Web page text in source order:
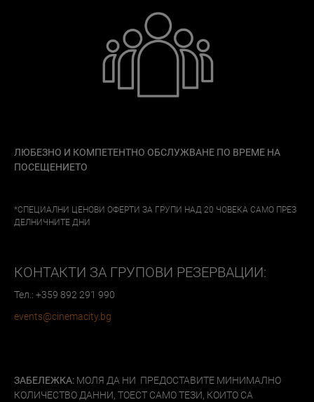
ЛЮБЕЗНО И КОМПЕТЕНТНО ОБСЛУЖВАНЕ ПО ВРЕМЕ НА
ПОСЕЩЕНИЕТО
*СПЕЦИАЛНИ ЦЕНОВИ ОФЕРТИ ЗА ГРУПИ НАД 20 ЧОВЕКА САМО ПРЕЗ
ДЕЛНИЧНИТЕ ДНИ
КОНТАКТИ ЗА ГРУПОВИ РЕЗЕРВАЦИИ:
Тел.: +359 892 291 990
events@cinemacity.bg
ЗАБЕЛЕЖКА: МОЛЯ ДА НИ ПРЕДОСТАВИТЕ МИНИМАЛНО
КОЛИЧЕСТВО ДАННИ, ТОЕСТ САМО ТЕЗИ, КОИТО СА